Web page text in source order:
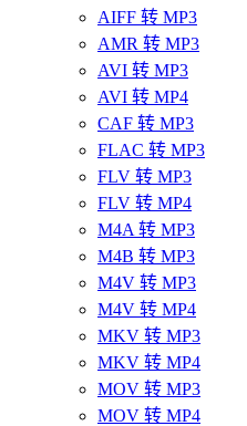
AIFF 转 MP3
AMR 转 MP3
AVI 转 MP3
AVI 转 MP4
CAF 转 MP3
FLAC 转 MP3
FLV 转 MP3
FLV 转 MP4
M4A 转 MP3
M4B 转 MP3
M4V 转 MP3
M4V 转 MP4
MKV 转 MP3
MKV 转 MP4
MOV 转 MP3
MOV 转 MP4